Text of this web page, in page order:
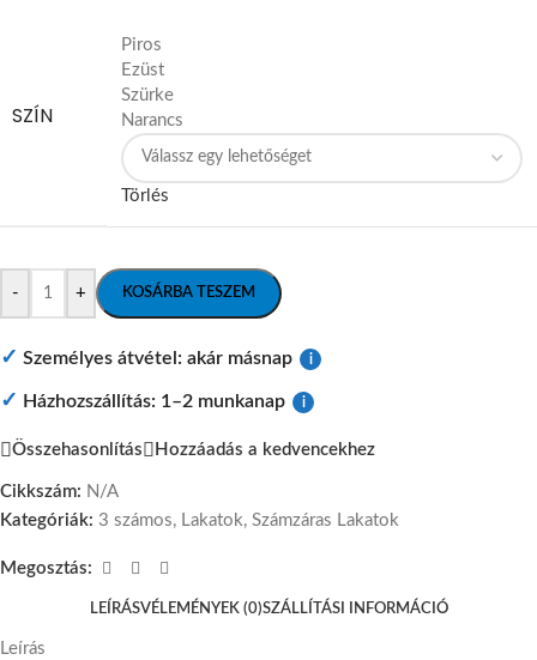
SZÍN
Piros
Ezüst
Szürke
Narancs
Törlés
- + KOSÁRBA TESZEM
✓ Személyes átvétel: akár másnap i
✓ Házhozszállítás: 1–2 munkanap i
Összehasonlítás Hozzáadás a kedvencekhez
Cikkszám: N/A
Kategóriák: 3 számos, Lakatok, Számzáras Lakatok
Megosztás:
LEÍRÁSVÉLEMÉNYEK (0)SZÁLLÍTÁSI INFORMÁCIÓ
Leírás